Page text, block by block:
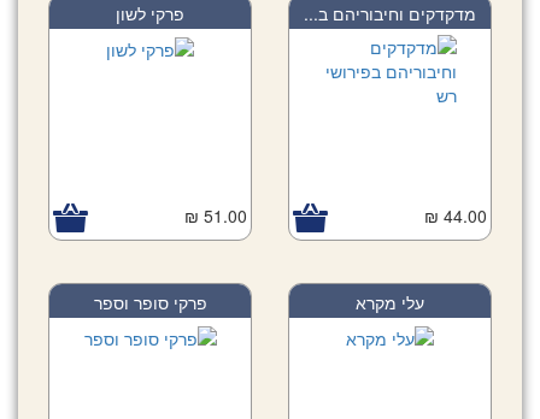
מדקדקים וחיבוריהם ב...
44.00 ₪
פרקי לשון
51.00 ₪
עלי מקרא פרקי סופר וספר